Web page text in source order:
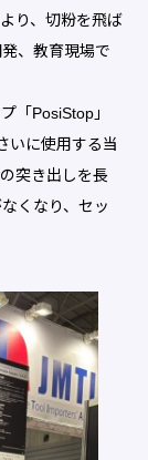
り、切粉を飛ば
、教育現場で
「PosiStop」
いに使用する当
突き出しを長
くなり、セッ